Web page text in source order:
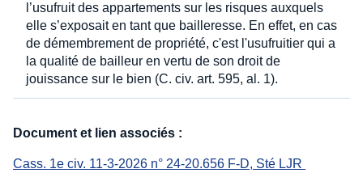
l’usufruit des appartements sur les risques auxquels
elle s’exposait en tant que bailleresse. En effet, en cas
de démembrement de propriété, c'est l'usufruitier qui a
la qualité de bailleur en vertu de son droit de
jouissance sur le bien (C. civ. art. 595, al. 1).
Document et lien associés :
Cass. 1e civ. 11-3-2026 n° 24-20.656 F-D, Sté LJR